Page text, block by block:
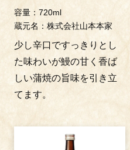
容量：720ml
蔵元名：株式会社山本本家
少し辛口ですっきりとし
た味わいが鰻の甘く香ば
しい蒲焼の旨味を引き立
てます。